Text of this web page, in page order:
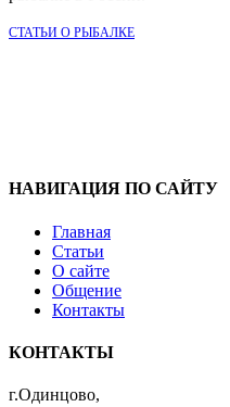
СТАТЬИ О РЫБАЛКЕ
НАВИГАЦИЯ ПО САЙТУ
Главная
Статьи
О сайте
Общение
Контакты
КОНТАКТЫ
г.Одинцово,